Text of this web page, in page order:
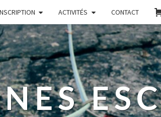
ACTIVITÉS CONTACT